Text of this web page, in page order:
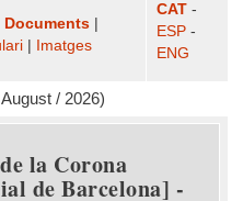
Documents
Imatges
CAT -
ESP -
ENG
/ 2026)
la Corona
de Barcelona] -